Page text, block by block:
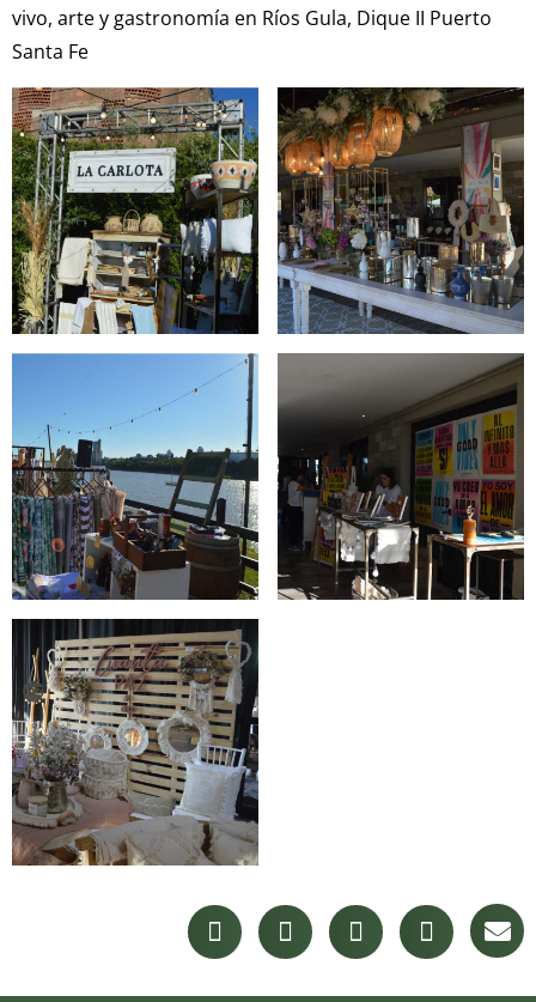
vivo, arte y gastronomía en Ríos Gula, Dique II Puerto
Santa Fe